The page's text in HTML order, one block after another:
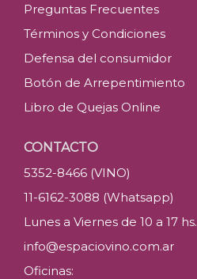
Preguntas Frecuentes
Términos y Condiciones
Defensa del consumidor
Botón de Arrepentimiento
Libro de Quejas Online
CONTACTO
5352-8466 (VINO)
11-6162-3088 (Whatsapp)
Lunes a Viernes de 10 a 17 hs.
info@espaciovino.com.ar
Oficinas: